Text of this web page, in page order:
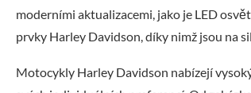
moderními aktualizacemi, jako je LED
prvky Harley Davidson, díky nimž jsou na
Motocykly Harley Davidson nabízejí